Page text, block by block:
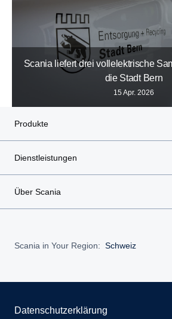
Scania liefert drei vollelektrische
die Stadt Bern
15 Apr. 2026
Produkte
Dienstleistungen
Über Scania
Scania in Your Region: Schweiz
Datenschutzerklärung